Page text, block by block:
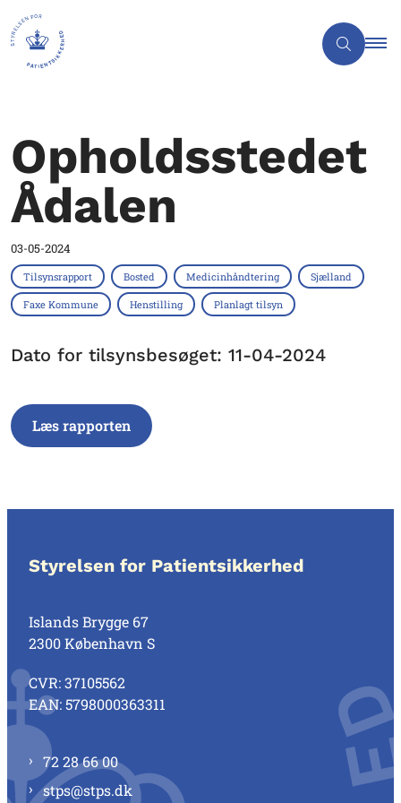
Opholdsstedet
Ådalen
03-05-2024
Tilsynsrapport Bosted Medicinhåndtering Sjælland
Faxe Kommune Henstilling Planlagt tilsyn
Dato for tilsynsbesøget: 11-04-2024
Læs rapporten
Styrelsen for Patientsikkerhed
Islands Brygge 67
2300 København S
CVR: 37105562
EAN: 5798000363311
72 28 66 00
stps@stps.dk